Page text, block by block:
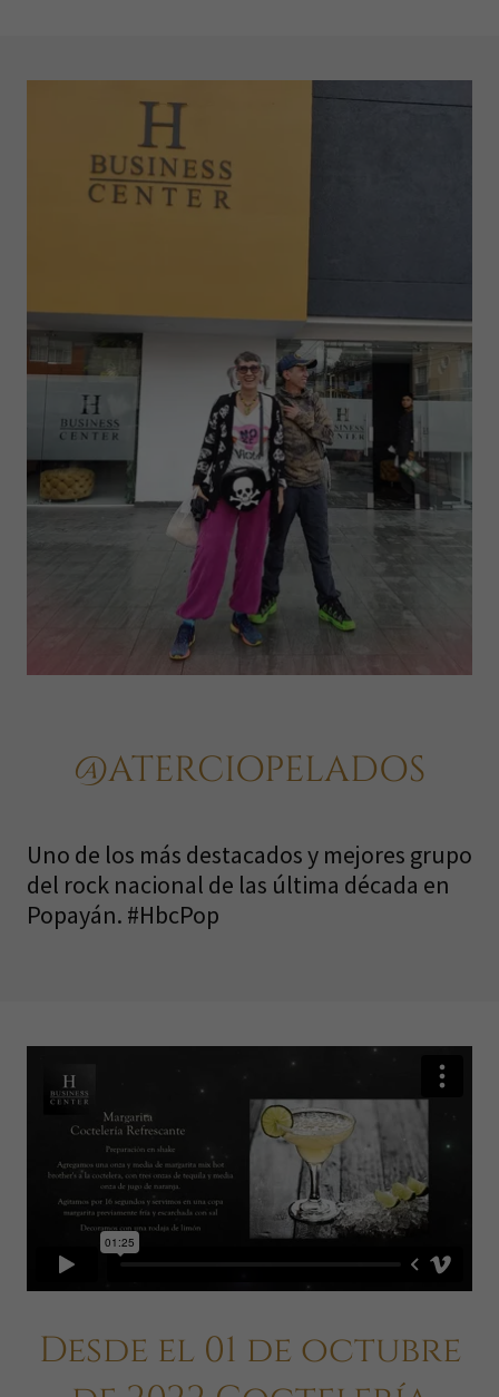
@ATERCIOPELADOS
Uno de los más destacados y mejores grupo
del rock nacional de las última década en
Popayán. #HbcPop
Desde el 01 de octubre